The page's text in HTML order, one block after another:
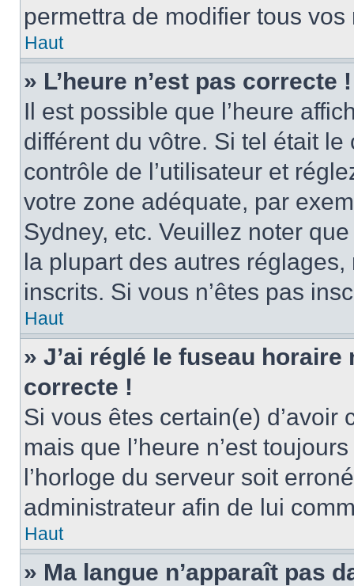
permettra de modifier tous
Haut
» L’heure n’est pas correcte !
Il est possible que l’heure
différent du vôtre. Si tel était
contrôle de l’utilisateur et
votre zone adéquate, par
Sydney, etc. Veuillez noter
la plupart des autres réglages,
inscrits. Si vous n’êtes pas
Haut
» J’ai réglé le fuseau horaire
correcte !
Si vous êtes certain(e)
mais que l’heure n’est
l’horloge du serveur soit
administrateur afin de lui
Haut
» Ma langue n’apparaît pas